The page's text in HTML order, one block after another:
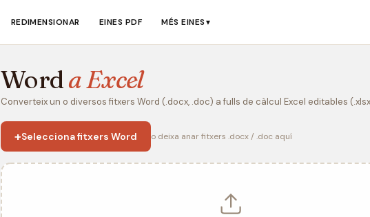
REDIMENSIONAR EINES PDF MÉS EINES ▼
Worda Excel
Converteix un o diversos fitxers Word (.docx, .doc) a fulls de càlcul Excel editables
+Selecciona fitxers Word o deixa anar fitxers .docx / .doc aquí